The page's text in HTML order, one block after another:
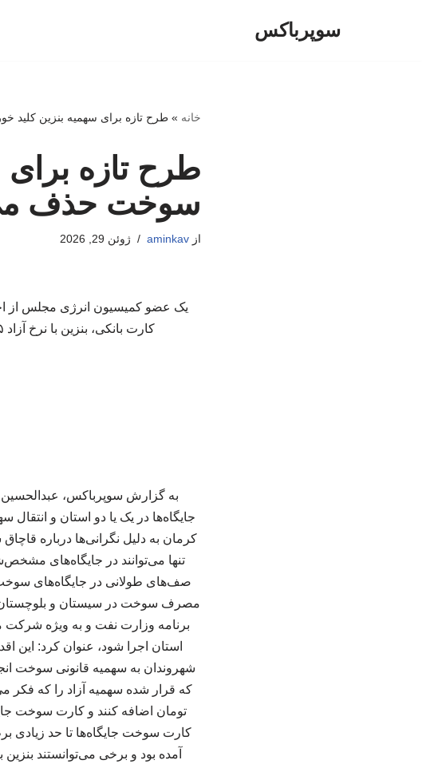
سوپرباکس
خانه »طرح تازه برای سهمیه بنزین
طرح تازه
سوخت حذف
ازaminkav ژوئن 29, 2026
یک عضو کمیسیون انرژی مجلس از
کارت بانکی، بنزین با نرخ آزاد ۵ هزار تومان محاسبه می‌شود؛ در عین حال کارت سوخت حذف نخواهد شد.
به گزارش سوپرباکس،
جایگاه‌ها در یک یا دو استان و
کرمان به دلیل نگرانی‌ها درباره
تنها می‌توانند در جایگاه‌های
صف‌های طولانی در جایگاه‌های
مصرف سوخت در سیستان و بلوچستان
برنامه وزارت نفت و به ویژه
استان اجرا شود، عنوان کرد:
تومان اضافه کنند و کارت سوخت
کارت سوخت جایگاه‌ها تا حد زیادی
آمده بود و برخی می‌توانستند